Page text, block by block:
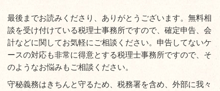
最後までお読みくださり、ありがとうございます。無料相
談を受け付けている税理士事務所ですので、確定申告、会
計などに関してお気軽にご相談ください。申告してないケ
ースの対応も非常に得意とする税理士事務所ですので、そ
のようなお悩みもご相談ください。
守秘義務はきちんと守るため、税務署を含め、外部に我々